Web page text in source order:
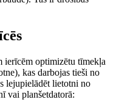
ierīcēm optimizētu tīmekļa
kas darbojas tieši no
lejupielādēt lietotni no
vai planšetdatorā: